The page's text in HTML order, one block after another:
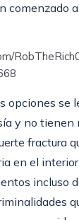
comenzado
opciones se
y no tienen
fractura
en el interior
incluso